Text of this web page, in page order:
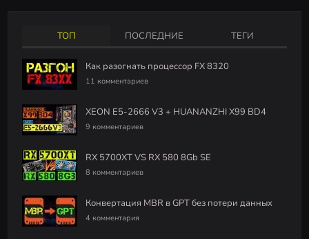
ТОП ПОСЛЕДНИЕ ТЕГИ
Как разогнать процессор FX 8320
11 комментариев
XEON E5-2666 V3 + HUANANZHI X99 BD4
9 комментариев
RX 5700XT VS RX 580 8Gb SE
8 комментариев
Конвертация MBR в GPT без потери данных
4 комментария